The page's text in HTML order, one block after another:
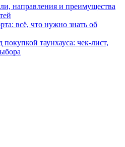
направления и преимущества
всё, что нужно знать об
таунхауса: чек-лист,